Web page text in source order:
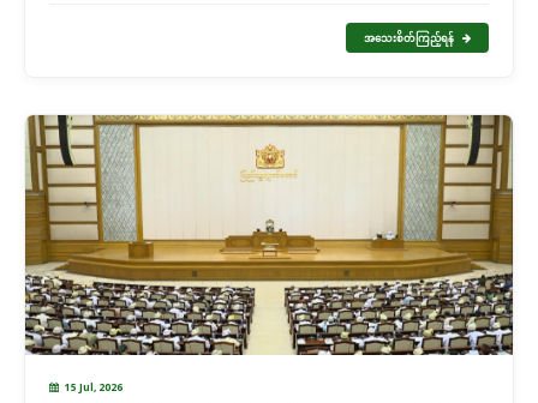
အသေးစိတ်ကြည့်ရန်
15 Jul, 2026